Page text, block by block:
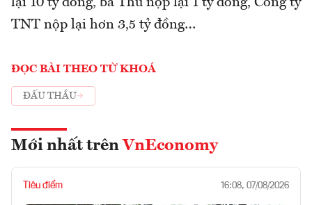
TNT nộp lại hơn 3,5 tỷ đồng…
ĐỌC BÀI THEO TỪ KHOÁ
ĐẤU THẦU
Mới nhất trên VnEconomy
Tiêu điểm 16:08, 07/08/2026